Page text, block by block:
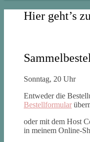
Hier geht’s
Sonntag, 20 Uhr
Entweder die
Bestellformular
oder mit dem Host
in meinem Online-